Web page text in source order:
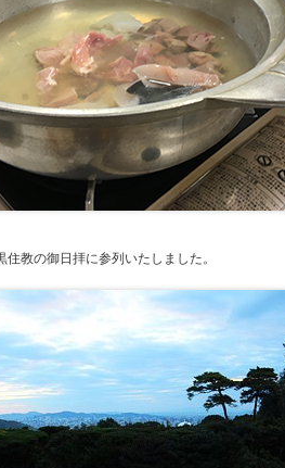
教の御日拝に参列いたしました。